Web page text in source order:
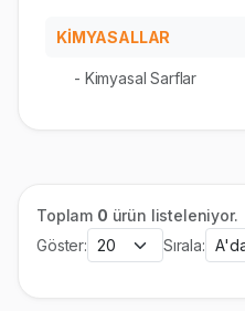
KİMYASALLAR
- Kimyasal Sarflar
Toplam 0 ürün listeleniyor.
Göster:
Sırala: